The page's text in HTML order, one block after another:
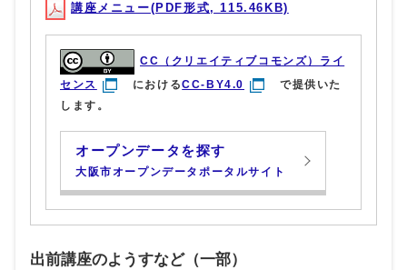
講座メニュー(PDF形式, 115.46KB)
CC（クリエイティブコモンズ）ライ
センス
におけるCC-BY4.0
で提供いた
します。
オープンデータを探す
大阪市オープンデータポータルサイト
出前講座のようすなど（一部）